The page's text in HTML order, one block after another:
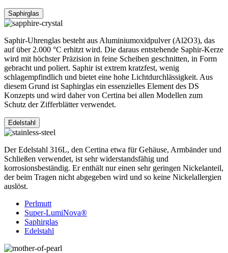
Saphirglas
Saphir-Uhrenglas besteht aus Aluminiumoxidpulver (Al2O3), das
auf über 2.000 °C erhitzt wird. Die daraus entstehende Saphir-Kerze
wird mit höchster Präzision in feine Scheiben geschnitten, in Form
gebracht und poliert. Saphir ist extrem kratzfest, wenig
schlagempfindlich und bietet eine hohe Lichtdurchlässigkeit. Aus
diesem Grund ist Saphirglas ein essenzielles Element des DS
Konzepts und wird daher von Certina bei allen Modellen zum
Schutz der Zifferblätter verwendet.
Edelstahl
Der Edelstahl 316L, den Certina etwa für Gehäuse, Armbänder und
Schließen verwendet, ist sehr widerstandsfähig und
korrosionsbeständig. Er enthält nur einen sehr geringen Nickelanteil,
der beim Tragen nicht abgegeben wird und so keine Nickelallergien
auslöst.
Perlmutt
Super-LumiNova®
Saphirglas
Edelstahl